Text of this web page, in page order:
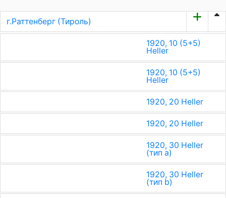
г.Раттенберг (Тироль)
1920, 10 (5+5)
Heller
1920, 10 (5+5)
Heller
1920, 20 Heller
1920, 20 Heller
1920, 30 Heller
(тип a)
1920, 30 Heller
(тип b)